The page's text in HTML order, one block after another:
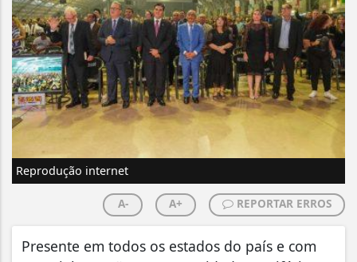
Reprodução internet
A- A+ REPORTAR ERROS
Presente em todos os estados do país e com